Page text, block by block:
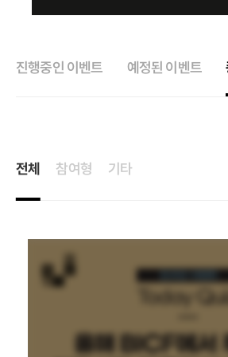
진행중인 이벤트 예정된 이벤트
전체 참여형 기타